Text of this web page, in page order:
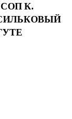
К.